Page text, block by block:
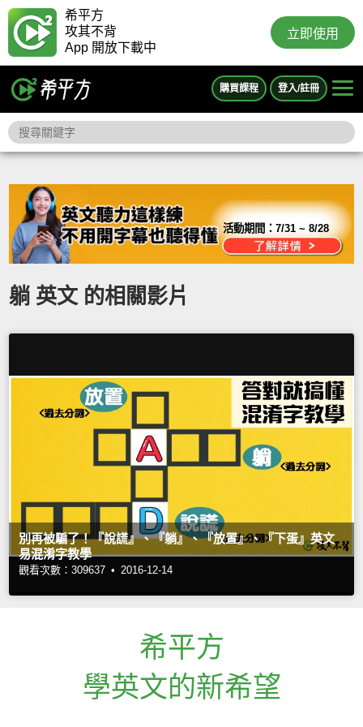
希平方
攻其不背
App 開放下載中
立即使用
購買課程 登入/註冊
活動期間：7/31 ~ 8/28
躺 英文 的相關影片
別再被騙了！『說謊』、『躺』、『放置』、『下蛋』英文
易混淆字教學
觀看次數：309637 • 2016-12-14
希平方
學英文的新希望